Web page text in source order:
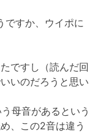
ですか、ウイポに
ですし（読んだ回
いのだろうと思い
母音があるという
、この2音は違う